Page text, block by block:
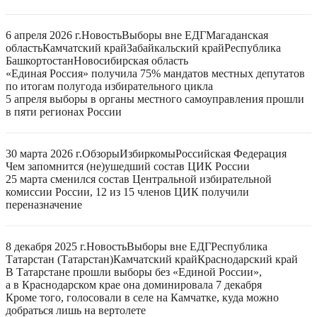
6 апреля 2026 г.НовостьВыборы вне ЕДГМагаданская
областьКамчатский крайЗабайкальский крайРеспублика
БашкортостанНовосибирская область
«Единая Россия» получила 75% мандатов местных депутатов
по итогам полугода избирательного цикла
5 апреля выборы в органы местного самоуправления прошли
в пяти регионах России
30 марта 2026 г.ОбзорыИзбиркомыРоссийская Федерация
Чем запомнится (не)ушедший состав ЦИК России
25 марта сменился состав Центральной избирательной
комиссии России, 12 из 15 членов ЦИК получили
переназначение
8 декабря 2025 г.НовостьВыборы вне ЕДГРеспублика
Татарстан (Татарстан)Камчатский крайКраснодарский край
В Татарстане прошли выборы без «Единой России»,
а в Краснодарском крае она доминировала 7 декабря
Кроме того, голосовали в селе на Камчатке, куда можно
добраться лишь на вертолете